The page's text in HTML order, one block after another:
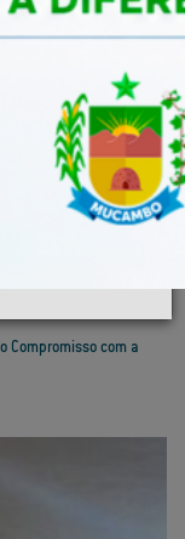
das Cidades...
Compromisso com a